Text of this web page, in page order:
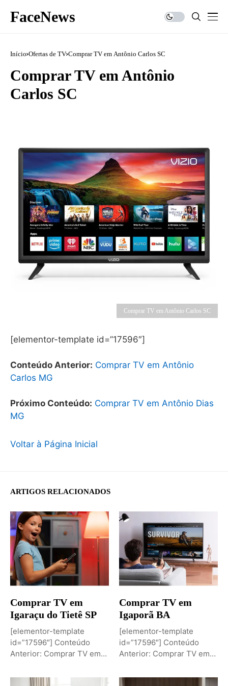
FaceNews
Início Ofertas de TV Comprar TV em Antônio Carlos SC
Comprar TV em Antônio
Carlos SC
Comprar TV em Antônio Carlos SC
[elementor-template id=”17596″]
Conteúdo Anterior: Comprar TV em Antônio
Carlos MG
Próximo Conteúdo: Comprar TV em Antônio Dias
MG
Voltar à Página Inicial
ARTIGOS RELACIONADOS
Comprar TV em
Igaraçu do Tietê SP
[elementor-template
id=”17596″] Conteúdo
Anterior: Comprar TV em
Conteúdo: Sobremesa de...
Comprar TV em
Igaporã BA
[elementor-template
id=”17596″] Conteúdo
Anterior: Comprar TV em
Comprar TV...